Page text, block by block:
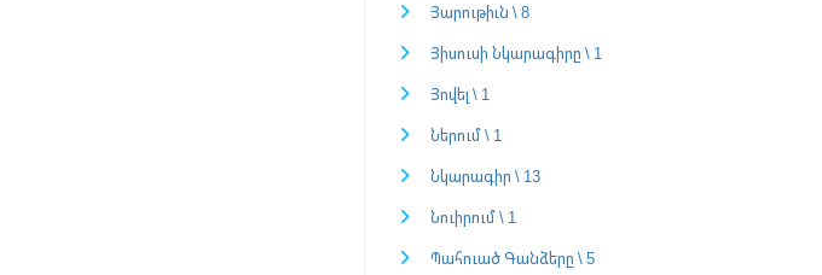
Յարութիւն \ 8
Յիսուսի Նկարագիրը \ 1
Յովել \ 1
Ներում \ 1
Նկարագիր \ 13
Նուիրում \ 1
Պահուած Գանձերը \ 5